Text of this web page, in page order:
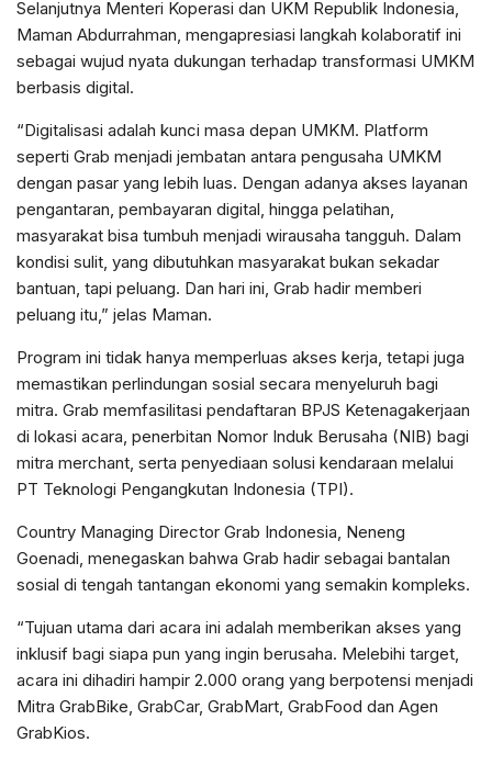
Selanjutnya Menteri Koperasi dan UKM Republik Indonesia,
Maman Abdurrahman, mengapresiasi langkah kolaboratif ini
sebagai wujud nyata dukungan terhadap transformasi UMKM
berbasis digital.
“Digitalisasi adalah kunci masa depan UMKM. Platform
seperti Grab menjadi jembatan antara pengusaha UMKM
dengan pasar yang lebih luas. Dengan adanya akses layanan
pengantaran, pembayaran digital, hingga pelatihan,
masyarakat bisa tumbuh menjadi wirausaha tangguh. Dalam
kondisi sulit, yang dibutuhkan masyarakat bukan sekadar
bantuan, tapi peluang. Dan hari ini, Grab hadir memberi
peluang itu,” jelas Maman.
Program ini tidak hanya memperluas akses kerja, tetapi juga
memastikan perlindungan sosial secara menyeluruh bagi
mitra. Grab memfasilitasi pendaftaran BPJS Ketenagakerjaan
di lokasi acara, penerbitan Nomor Induk Berusaha (NIB) bagi
mitra merchant, serta penyediaan solusi kendaraan melalui
PT Teknologi Pengangkutan Indonesia (TPI).
Country Managing Director Grab Indonesia, Neneng
Goenadi, menegaskan bahwa Grab hadir sebagai bantalan
sosial di tengah tantangan ekonomi yang semakin kompleks.
“Tujuan utama dari acara ini adalah memberikan akses yang
inklusif bagi siapa pun yang ingin berusaha. Melebihi target,
acara ini dihadiri hampir 2.000 orang yang berpotensi menjadi
Mitra GrabBike, GrabCar, GrabMart, GrabFood dan Agen
GrabKios.